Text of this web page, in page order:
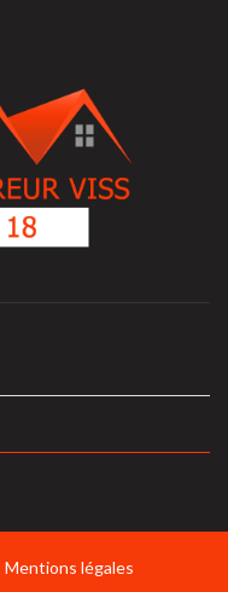
Mentions légales